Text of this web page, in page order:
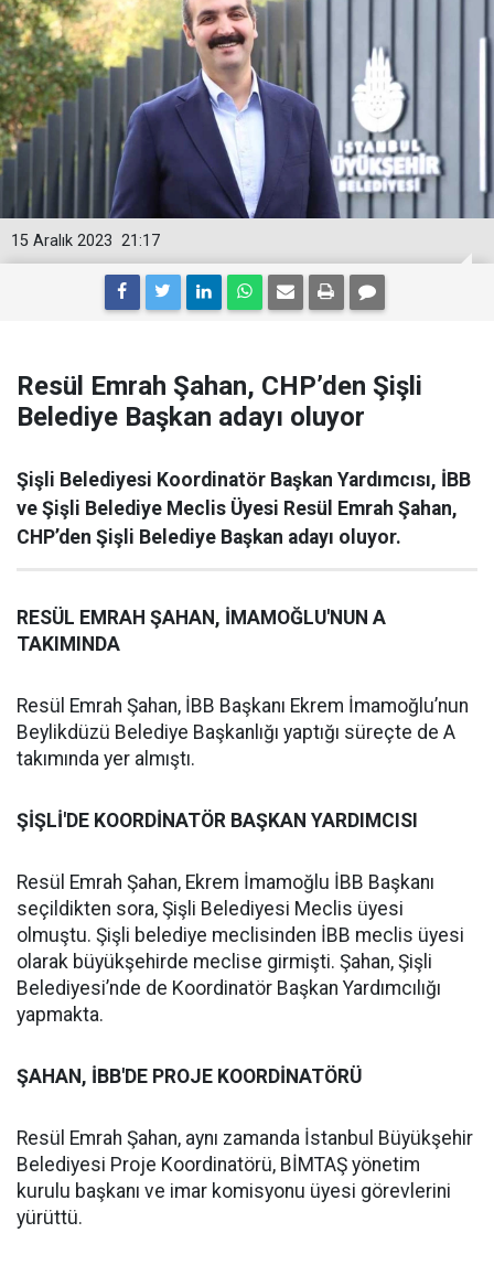
21:17
15 Aralık 2023
Resül Emrah Şahan, CHP’den Şişli
Belediye Başkan adayı oluyor
Şişli Belediyesi Koordinatör Başkan Yardımcısı, İBB
ve Şişli Belediye Meclis Üyesi Resül Emrah Şahan,
CHP’den Şişli Belediye Başkan adayı oluyor.
RESÜL EMRAH ŞAHAN, İMAMOĞLU'NUN A
TAKIMINDA
Resül Emrah Şahan, İBB Başkanı Ekrem İmamoğlu’nun
Beylikdüzü Belediye Başkanlığı yaptığı süreçte de A
takımında yer almıştı.
ŞİŞLİ'DE KOORDİNATÖR BAŞKAN YARDIMCISI
Resül Emrah Şahan, Ekrem İmamoğlu İBB Başkanı
seçildikten sora, Şişli Belediyesi Meclis üyesi
olmuştu. Şişli belediye meclisinden İBB meclis üyesi
olarak büyükşehirde meclise girmişti. Şahan, Şişli
Belediyesi’nde de Koordinatör Başkan Yardımcılığı
yapmakta.
ŞAHAN, İBB'DE PROJE KOORDİNATÖRÜ
Resül Emrah Şahan, aynı zamanda İstanbul Büyükşehir
Belediyesi Proje Koordinatörü, BİMTAŞ yönetim
kurulu başkanı ve imar komisyonu üyesi görevlerini
yürüttü.